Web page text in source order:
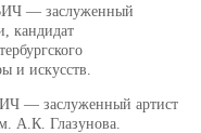
— заслуженный
кандидат
и искусств.
заслуженный артист
А.К. Глазунова.